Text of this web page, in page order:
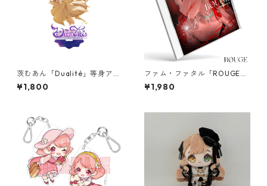
茨むあん「Dualité」等身アク
リルスタンド
¥1,800
ファム・ファタル「ROUGE」
CD
¥1,980